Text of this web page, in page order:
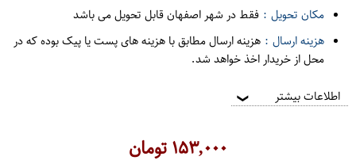
مکان تحویل : فقط در شهر اصفهان قابل تحویل می باشد
هزینه ارسال : هزینه ارسال مطابق با هزینه های پست یا پیک بوده که در
محل از خریدار اخذ خواهد شد.
اطلاعات بیشتر ❯
۱۵۳,۰۰۰تومان